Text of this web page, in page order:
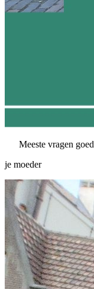
Meeste vragen goed
je moeder